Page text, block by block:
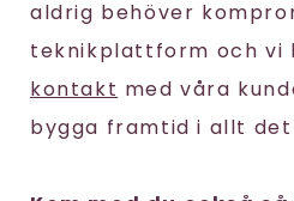
aldrig behöver
teknikplattform och vi
kontakt med våra
bygga framtid i allt det